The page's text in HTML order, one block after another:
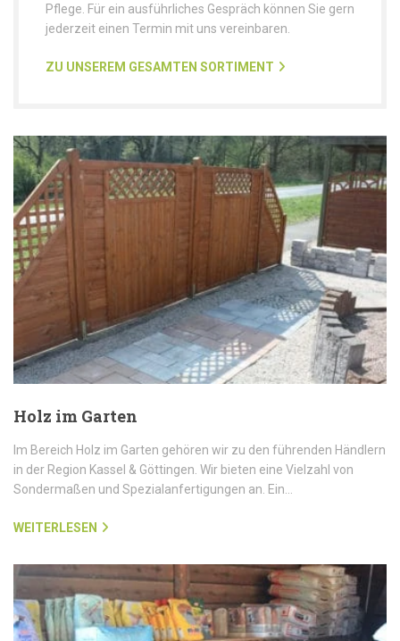
Pflege. Für ein ausführliches Gespräch können Sie gern
jederzeit einen Termin mit uns vereinbaren.
ZU UNSEREM GESAMTEN SORTIMENT
Holz im Garten
Im Bereich Holz im Garten gehören wir zu den führenden Händlern
in der Region Kassel & Göttingen. Wir bieten eine Vielzahl von
Sondermaßen und Spezialanfertigungen an. Ein…
WEITERLESEN